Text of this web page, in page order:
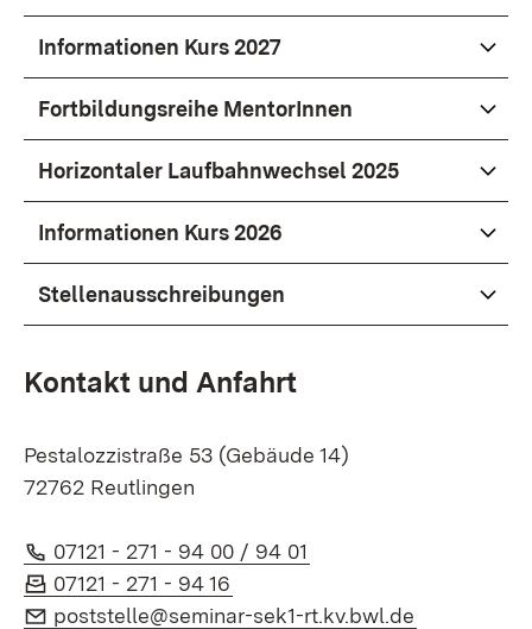
Informationen Kurs 2027
Fortbildungsreihe MentorInnen
Horizontaler Laufbahnwechsel 2025
Informationen Kurs 2026
Stellenausschreibungen
Kontakt und Anfahrt
Pestalozzistraße 53 (Gebäude 14)
72762 Reutlingen
Telefon:
07121 - 271 - 94 00 / 94 01
Fax:
07121 - 271 - 94 16
E-Mail:
poststelle@seminar-sek1-rt.kv.bwl.de